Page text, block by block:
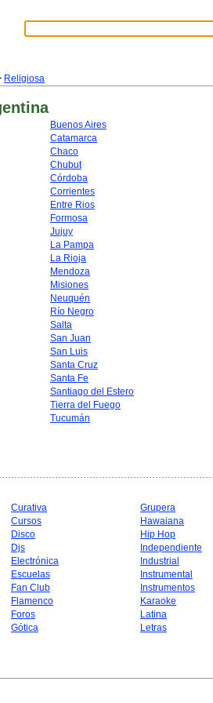
Religiosa
Buenos Aires
Catamarca
Chaco
Chubut
Córdoba
Corrientes
Entre Rios
Formosa
Jujuy
La Pampa
La Rioja
Mendoza
Misiones
Neuquén
Río Negro
Salta
San Juan
San Luis
Santa Cruz
Santa Fe
Santiago del Estero
Tierra del Fuego
Tucumán
Curativa
Cursos
Disco
Djs
Electrónica
Escuelas
Fan Club
Flamenco
Foros
Gótica
Grupera
Hawaiana
Hip Hop
Independiente
Industrial
Instrumental
Instrumentos
Karaoke
Latina
Letras